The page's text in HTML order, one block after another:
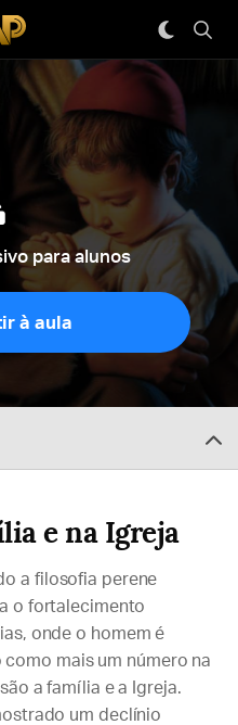
para alunos
à aula
e na Igreja
a filosofia perene
o fortalecimento
onde o homem é
mais um número na
a família e a Igreja.
um declínio